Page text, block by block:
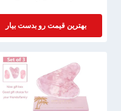
بهترین قیمت رو بدست بیار